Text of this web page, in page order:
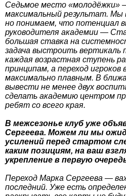
Седьмое место «молодёжки»
максимальный результат. Мы
но понимаем, что потенциал
руководителя академии —
большая ставка на
задача выстроить вертикаль
каждая возрастная ступень
принципам, а переход игроков
максимально плавным. В
вывести не менее двух
сделать академию центром
ребят со всего края.
В межсезонье клуб уже
Сергеева. Можем ли мы
усилений перед стартом
каким позициям, на ваш
укрепление в первую
Переход Марка Сергеева —
последний. Уже есть